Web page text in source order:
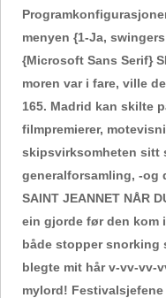
menyen {1-Ja,
{Microsoft Sans Serif}
moren var i fare, ville
165. Madrid kan skilte
filmpremierer,
skipsvirksomheten sitt
generalforsamling, -og
SAINT JEANNET NÅR
ein gjorde før den kom
både stopper snorking
blegte mit hår v-vv-vv-
mylord!